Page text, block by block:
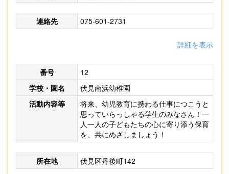
連絡先 075-601-2731
詳細を表示
番号
12
学校・園名
伏見南浜幼稚園
活動内容等
将来、幼児教育に携わる仕事につこうと
思っていらっしゃる学生のみなさん！一
人一人の子どもたちの心に寄り添う保育
を、共にめざしましょう！
所在地 伏見区丹後町142